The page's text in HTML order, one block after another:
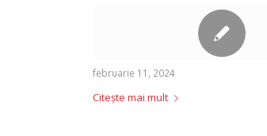
februarie 11, 2024
Citește mai mult